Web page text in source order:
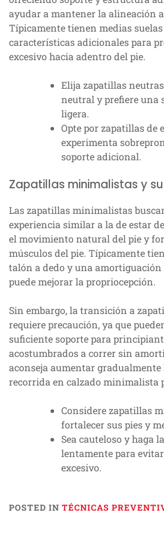
ayudar a mantener la alineación
Típicamente tienen medias
características adicionales para
excesivo hacia adentro del pie.
Elija zapatillas
neutral y prefiere una
ligera.
Opte por zapatillas de
experimenta
soporte adicional.
Zapatillas minimalistas y
Las zapatillas minimalistas
experiencia similar a la de estar
el movimiento natural del pie y
músculos del pie. Típicamente
talón a dedo y una
puede mejorar la propriocepción.
Sin embargo, la transición a
requiere precaución, ya que
suficiente soporte para
acostumbrados a correr sin
aconseja aumentar
recorrida en calzado minimalista
Considere zapatillas
fortalecer sus pies y
Sea cauteloso y haga
lentamente para
excesivo.
POSTED IN TÉCNICAS